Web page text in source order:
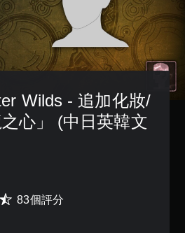
Wilds - 追加化妝/
心」 (中日英韓文
83個評分